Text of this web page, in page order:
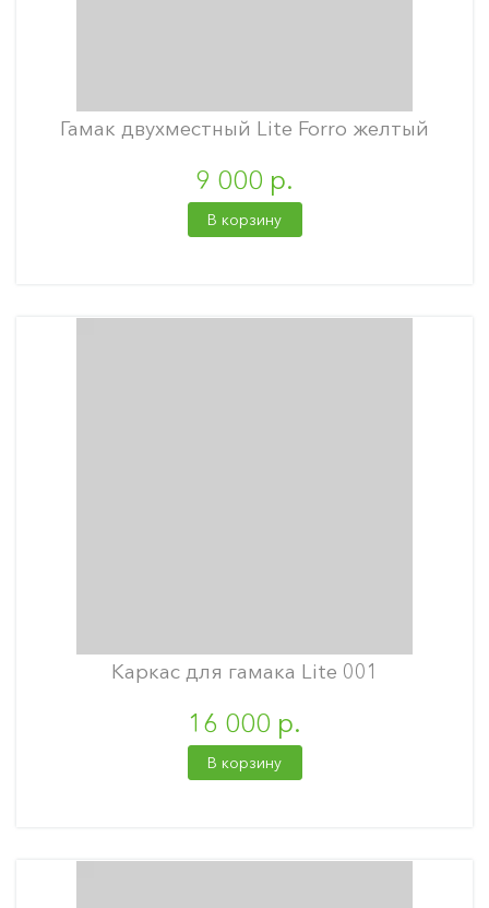
Гамак двухместный Lite Forro желтый
9 000 р.
В корзину
Каркас для гамака Lite 001
16 000 р.
В корзину